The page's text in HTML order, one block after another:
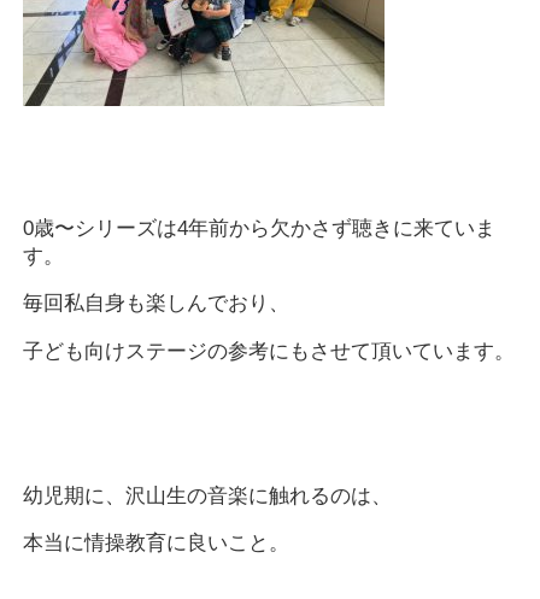
0歳〜シリーズは4年前から欠かさず聴きに来ていま
す。
毎回私自身も楽しんでおり、
子ども向けステージの参考にもさせて頂いています。
幼児期に、沢山生の音楽に触れるのは、
本当に情操教育に良いこと。